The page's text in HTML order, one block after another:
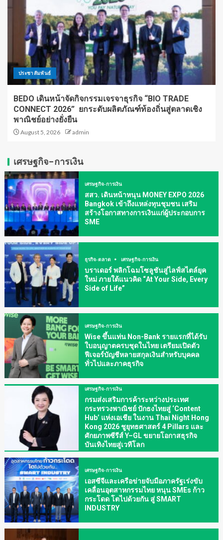
ประชาสัมพันธ์
BEDO เดินหน้าจัดกิจกรรมเจรจาธุรกิจ “BIO TRADE
CONNECT 2026” ยกระดับผลิตภัณฑ์ท้องถิ่นสู่ตลาดเชิง
พาณิชย์อย่างยั่งยืน
August 5, 2026 admin
เศรษฐกิจ-การเงิน
เศรษฐกิจ-การเงิน
สสว. เดินหน้าหนุน MONEY EXPO 2026
Bangkok เข้าถึงแหล่งทุนชุมชน เสริม
สร้างโอกาสทางการเงินแก่ผู้ประกอบการ
SME
ธุรกิจ-ตลาด เศรษฐกิจ-การเงิน
บราเดอร์ พลิกโฉมโซลูชันสู่ไลฟ์สไตล์ยุค
ใหม่ ภายใต้แนวคิด “At Your Side, Every
Side of Life”
เศรษฐกิจ-การเงิน
Wise ขึ้นแท่น Non-Bank รายแรกที่ได้รับ
ใบอนุญาตครบชุดในไทย เตรียมเปิดตัว
ฟีเจอร์บัญชีหลายสกุลเงินสำหรับบุคคล
ทั่วไปและภาคธุรกิจ
เศรษฐกิจ-การเงิน
กรมส่งเสริมการค้าระหว่างประเทศ
กระทรวงพาณิชย์ ปักธงไทยสู่ ‘Content
Hub’ แห่งเอเชีย ในงาน Thai Night Hong
Kong 2026 ชูยุทธศาสตร์ 4 Pillars และ
ศักยภาพซีรีส์ Y–GL ขยายโอกาสธุรกิจ
บันเทิงไทยสู่เวทีโลก
เศรษฐกิจ-การเงิน
เอสซีจีและเครือข่ายจับมือภาครัฐเร่งขับ
เคลื่อนอุตสาหกรรมไทย หนุน SMEs ก้าว
กระโดด โตไปด้วยกัน สู่ SMART
INDUSTRY